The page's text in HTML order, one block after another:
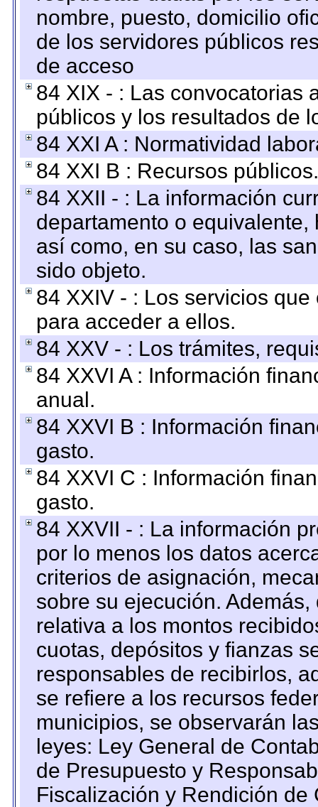
nombre, puesto, domicilio
de los servidores públicos
de acceso
84 XIX - : Las convocatorias
públicos y los resultados de
84 XXI A : Normatividad
84 XXI B : Recursos públicos.
84 XXII - : La información
departamento o
así como, en su caso, las
sido objeto.
84 XXIV - : Los servicios
para acceder a ellos.
84 XXV - : Los trámites,
84 XXVI A : Información
anual.
84 XXVI B : Información
gasto.
84 XXVI C : Información
gasto.
84 XXVII - : La información
por lo menos los datos
criterios de asignación,
sobre su ejecución.
relativa a los montos
cuotas, depósitos y fianzas
responsables de recibirlos,
se refiere a los recursos
municipios, se observarán
leyes: Ley General de
de Presupuesto y
Fiscalización y Rendición